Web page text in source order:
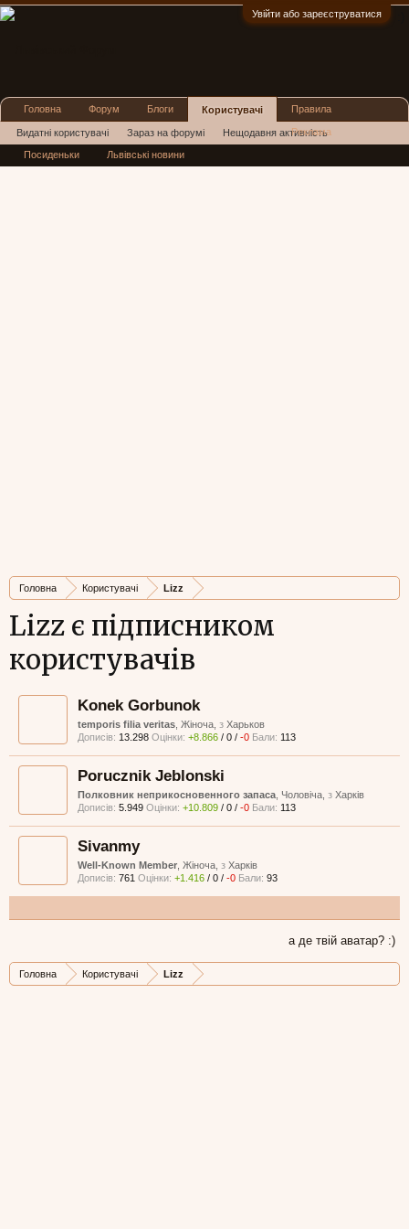
Увійти або зареєструватися
Головна Користувачі Lizz
Lizz є підписником
користувачів
Konek Gorbunok
temporis filia veritas , Жіноча, з Харьков
Дописів: 13.298 Оцінки: +8.866 / 0 / -0 Бали: 113
Porucznik Jeblonski
Полковник неприкосновенного запаса , Чоловіча, з Харків
Дописів: 5.949 Оцінки: +10.809 / 0 / -0 Бали: 113
Sivanmy
Well-Known Member , Жіноча, з Харків
Дописів: 761 Оцінки: +1.416 / 0 / -0 Бали: 93
а де твій аватар? :)
Головна Користувачі Lizz
Головна Форум Блоги Користувачі
Видатні користувачі Зараз на форумі Нещодавня активність
Нові повідомлення профілю
Правила
Реклама
Посиденьки Львівські новини